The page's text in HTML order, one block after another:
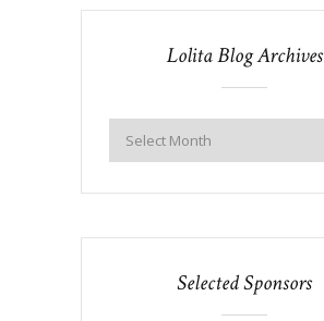
Lolita Blog Archives
Selected Sponsors